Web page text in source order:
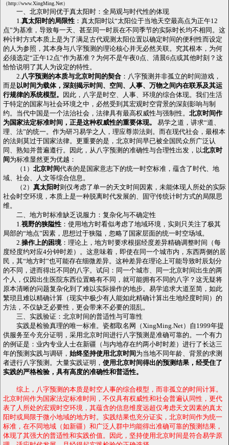
（http://www.XingMing.Net）
一、北京时间优于真太阳时：全局观与时代性的体现
1.真太阳时的局限性 ：真太阳时以“太阳位于当地天空最高点为正午12
点”为基准，导致每一天、甚至同一时辰在不同季节的实际时长均不相同。这
种计时方式本质上是为了满足古代观测太阳位置以确定时间的便利性而设定
的人为参照，其本身与八字预测的理论核心并无必然关联。究其根本，为何
必须选定“正午12点”作为基准？为何不是午夜0点、清晨6点或其他时刻？这
恰恰说明了其人为设定的特性。
2.八字预测的本质与北京时间的契合 ：八字预测并非孤立的时间游戏，
而是以时间为载体，深刻揭示时间、空间、人事、万物之间内在联系及其运
行规律的系统模型。
因此，八字是时空、人事、环境的综合体现。我们生活
于特定的国家与社会环境之中，必然受到其宏观时空背景的深刻影响与制
约。当代中国是一个法治社会，法律具有最高权威性与强制性。 北京时间作
为国家法定标准时间，正是这种权威性的重要体现。
易学之道，讲求“道、
理、法”的统一。作为研习易学之人，理应尊崇法则。而在现代社会，最根本
的法则莫过于国家法律。更重要的是，北京时间早已被全国民众所广泛认
同、熟知并普遍遵行。因此，从八字预测的准确性与合理性出发，以北京时
间 为标准显然更为优越：
（1） 北京时间代表的是国家意志下的统一时空标准，蕴含了时代、地
域、社会、人文等综合信息。
（2） 真太阳时则仅考虑了单一的天文时间因素，未能体现人所处的实际
社会时空环境，本质上是一种脱离时代发展的、固守传统计时方式的局限思
维。
二、地方时标准缺乏说服力：复杂化与不确定性
1.视野的狭隘性 ：使用地方时看似考虑了地域环境，实则只关注了极其
局部的“地点”因素，思想过于狭隘，忽略了国家层面的统一时空场域。
2.操作上的困境 ：理论上，地方时要求根据经度差异精确调整时间（每
度经度约对应4分钟时差）。这意味着，即使在同一个城市内，东西两侧的居
民，其“地方时”也可能存在细微差异。这种差异在理论上可能导致时辰划分
的不同，进而得出不同的八字。试问：同一个城市、同一北京时间出生的两
个人，仅因出生医院东西位置略有不同，就可能拥有不同的八字？这无疑将
原本清晰的问题复杂化到了难以实际操作的地步。易学追求大道至简，如此
繁琐且难以精确计算（现实中极少有人能如此精确计算出生地经度时间）的
方法，不仅缺乏必要性，更会带来不必要的混乱。
三、实践验证：北京时间的普适性与可靠性
实践是检验真理的唯一标准。瓷都取名网（XingMing.Net）自1999年提
供服务至今充分证明，采用北京时间进行八字预测是准确可靠的。一个有力
的例证是：业内专业人士在新疆（与内地存在约两小时时差）进行了长达三
年的预测实践与调研， 始终坚持使用北京时间 为当地不同年龄、背景的求测
者进行八字预测。大量实践证明， 使用北京时间得出的预测结果，经受住了
实践的严格检验，具有高度的准确性和普适性。
综上，八字预测的本质是时空人事的综合模型，而非孤立的时间计算。
北京时间作为国家法定标准时间，不仅具有权威性和社会普遍认同性，更代
表了人所处的宏观时空环境，其蕴含的信息维度远超仅考虑天文因素的真太
阳时或局限于微小地域的地方时。实践结果也充分证实，北京时间作为统一
标准，在不同地域（如新疆）和广泛人群中均能得出准确可靠的预测结果，
体现了其强大的普适性和实践价值。因此，坚持使用北京时间是符合易学原